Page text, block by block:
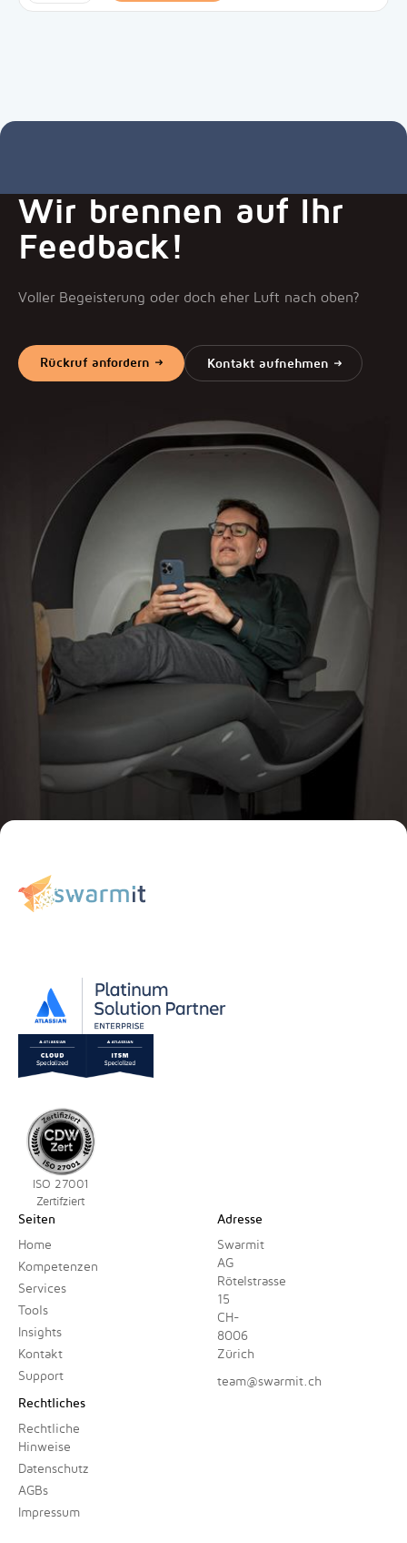
Wir brennen auf Ihr
Feedback!
Voller Begeisterung oder doch eher Luft nach oben?
Rückruf anfordern Kontakt aufnehmen
ISO 27001
Zertifziert
Seiten
Home
Kompetenzen
Services
Tools
Insights
Kontakt
Support
Adresse
Swarmit
AG
Rötelstrasse
15
CH-
8006
Zürich
team@swarmit.ch
Rechtliches
Rechtliche
Hinweise
Datenschutz
AGBs
Impressum